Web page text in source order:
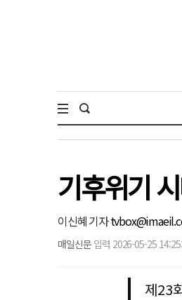
기후위기
이신혜 기자
매일신문 입력 2026-05-25
제23